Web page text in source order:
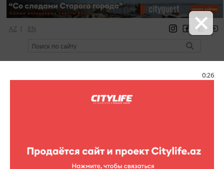
0:26
AZ | EN
регистрация вход Citylife Magazine